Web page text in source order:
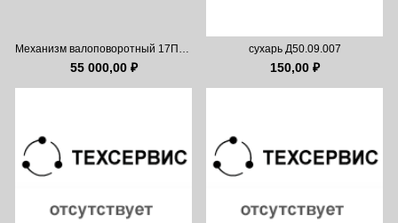
Механизм валоповоротный 17ПДГ.39Сб
55 000,00 ₽
сухарь Д50.09.007
150,00 ₽